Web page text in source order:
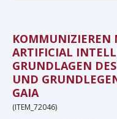
KOMMUNIZIEREN
ARTIFICIAL
GRUNDLAGEN
UND
GAIA
(ITEM_72046)